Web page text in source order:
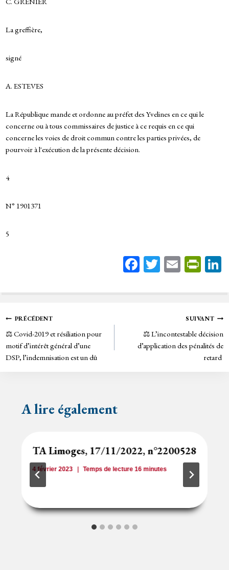
La greffière,
signé
A. ESTEVES
La République mande et ordonne au préfet des Yvelines en ce qui le
concerne ou à tous commissaires de justice à ce requis en ce qui
concerne les voies de droit commun contre les parties privées, de
pourvoir à l'exécution de la présente décision.
4
N° 1901371
5
Fa
bo
T
tt
E
ail
Pr
tF
rie
n
dl
y
Navigation
de
l’article
PRÉCÉDENT
⚖️ Covid-2019 et résiliation pour
motif d’intérêt général d’une
DSP, l’indemnisation est un dû
SUIVANT
⚖️ L’incontestable décision
d’application des pénalités de
retard
A lire également
TA Limoges, 17/11/2022, n°2200528
4 février 2023 Temps de lecture 16minutes